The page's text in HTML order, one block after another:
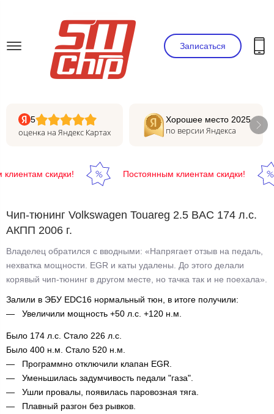
Записаться
5
оценка на Яндекс Картах
Хорошее место 2025
по версии Яндекса
скидки! Постоянным клиентам скидки!
Чип-тюнинг Volkswagen Touareg 2.5 BAC 174 л.с.
АКПП 2006 г.
Владелец обратился с вводными: «Напрягает отзыв на педаль,
нехватка мощности. EGR и каты удалены. До этого делали
корявый чип-тюнинг в другом месте, но тачка так и не поехала».
Залили в ЭБУ EDC16 нормальный тюн, в итоге получили:
Увеличили мощность +50 л.с. +120 н.м.
Было 174 л.с. Стало 226 л.с.
Было 400 н.м. Стало 520 н.м.
Программно отключили клапан EGR.
Уменьшилась задумчивость педали "газа".
Ушли провалы, появилась паровозная тяга.
Плавный разгон без рывков.